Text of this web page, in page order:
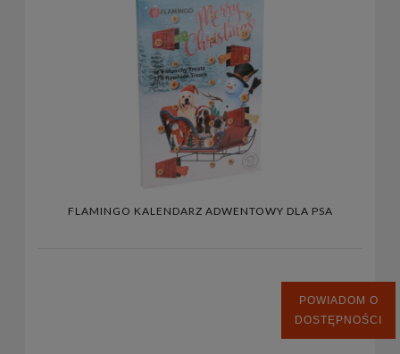
FLAMINGO KALENDARZ ADWENTOWY DLA PSA
POWIADOM O
DOSTĘPNOŚCI